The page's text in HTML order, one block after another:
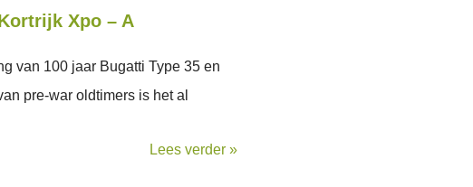
Xpo – A
van 100 jaar Bugatti Type 35 en
pre-war oldtimers is het al
Lees verder »